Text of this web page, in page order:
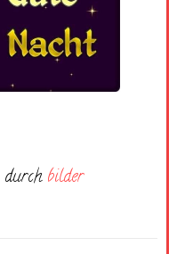
durch bilder